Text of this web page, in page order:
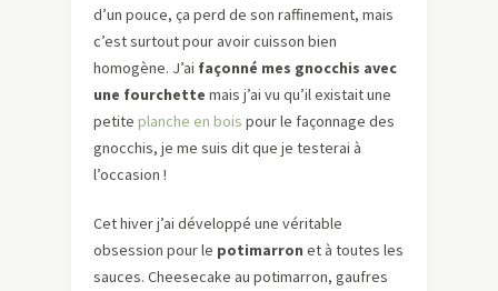
d’un pouce, ça perd de son raffinement, mais
c’est surtout pour avoir cuisson bien
homogène. J’ai façonné mes gnocchis avec
une fourchette mais j’ai vu qu’il existait une
petite planche en bois pour le façonnage des
gnocchis, je me suis dit que je testerai à
l’occasion !
Cet hiver j’ai développé une véritable
obsession pour le potimarron et à toutes les
sauces. Cheesecake au potimarron, gaufres